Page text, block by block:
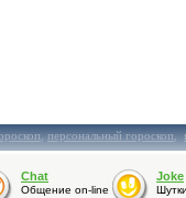
,персональный гороскоп,
Chat
Общение on-line
Joke